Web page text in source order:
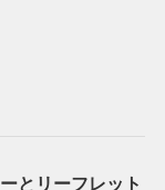
とリーフレット